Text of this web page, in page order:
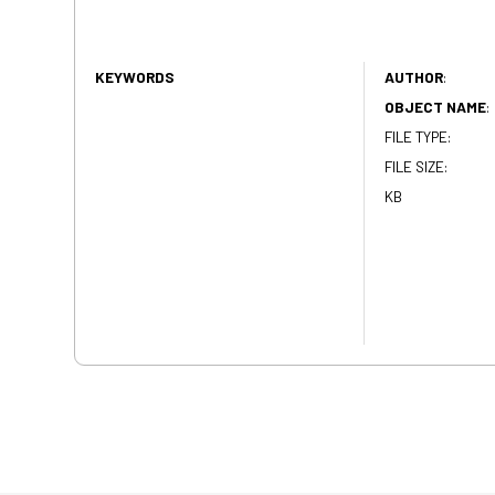
KEYWORDS AUTHOR:
OBJECT NAME:
FILE TYPE:
FILE SIZE:
KB